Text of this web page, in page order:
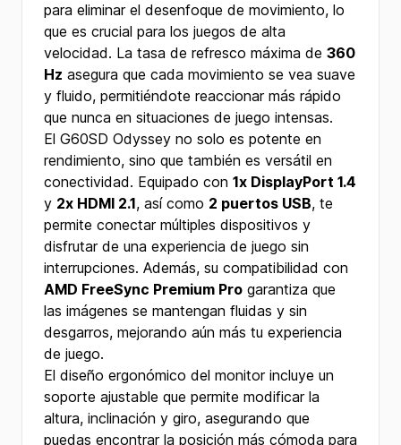
para eliminar el desenfoque de movimiento, lo
que es crucial para los juegos de alta
velocidad. La tasa de refresco máxima de 360
Hz asegura que cada movimiento se vea suave
y fluido, permitiéndote reaccionar más rápido
que nunca en situaciones de juego intensas.
El G60SD Odyssey no solo es potente en
rendimiento, sino que también es versátil en
conectividad. Equipado con 1x DisplayPort 1.4
y 2x HDMI 2.1, así como 2 puertos USB, te
permite conectar múltiples dispositivos y
disfrutar de una experiencia de juego sin
interrupciones. Además, su compatibilidad con
AMD FreeSync Premium Pro garantiza que
las imágenes se mantengan fluidas y sin
desgarros, mejorando aún más tu experiencia
de juego.
El diseño ergonómico del monitor incluye un
soporte ajustable que permite modificar la
altura, inclinación y giro, asegurando que
puedas encontrar la posición más cómoda para